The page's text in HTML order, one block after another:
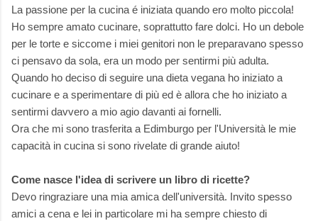
La passione per la cucina é iniziata quando ero molto piccola!
Ho sempre amato cucinare, soprattutto fare dolci. Ho un debole
per le torte e siccome i miei genitori non le preparavano spesso
ci pensavo da sola, era un modo per sentirmi più adulta.
Quando ho deciso di seguire una dieta vegana ho iniziato a
cucinare e a sperimentare di più ed è allora che ho iniziato a
sentirmi davvero a mio agio davanti ai fornelli.
Ora che mi sono trasferita a Edimburgo per l'Università le mie
capacità in cucina si sono rivelate di grande aiuto!
Come nasce l'idea di scrivere un libro di ricette?
Devo ringraziare una mia amica dell'università. Invito spesso
amici a cena e lei in particolare mi ha sempre chiesto di